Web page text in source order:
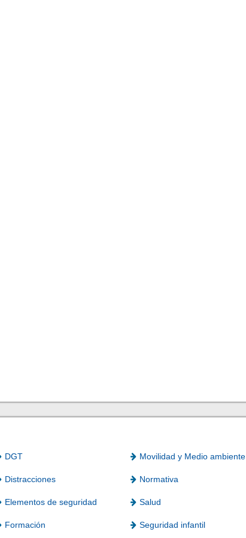
DGT Movilidad y Medio ambiente
Distracciones Normativa
Elementos de seguridad Salud
Formación Seguridad infantil